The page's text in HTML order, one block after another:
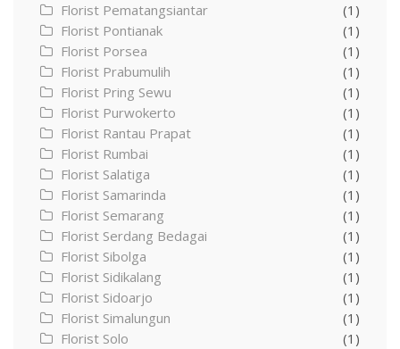
Florist Pematangsiantar
(1)
Florist Pontianak
(1)
Florist Porsea
(1)
Florist Prabumulih
(1)
Florist Pring Sewu
(1)
Florist Purwokerto
(1)
Florist Rantau Prapat
(1)
Florist Rumbai
(1)
Florist Salatiga
(1)
Florist Samarinda
(1)
Florist Semarang
(1)
Florist Serdang Bedagai
(1)
Florist Sibolga
(1)
Florist Sidikalang
(1)
Florist Sidoarjo
(1)
Florist Simalungun
(1)
Florist Solo
(1)